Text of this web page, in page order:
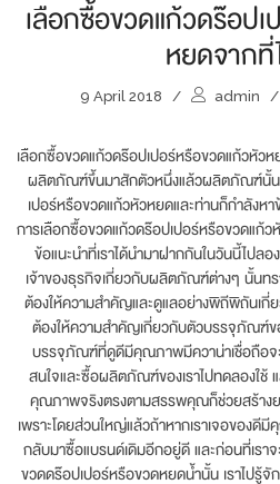
เลือกซื้อขวดแก้วดร๊อป
หยดจากที่
9 April 2018 / admin /
เลือกซื้อขวดแก้วดร๊อปเปอร์หรือขวดแก้วหัว
ผลิตภัณฑ์ขึ้นมาสักตัวหนึ่งแล้วผลิตภัณฑ์นั้น
เปอร์หรือขวดแก้วหัวหยดและท่านก็กำลังห
การเลือกซื้อขวดแก้วดร๊อปเปอร์หรือขวดแก้
ข้อแนะนำที่เราได้นำมาฝากกันในวันนี้ไปล
เจ้าของธุรกิจเกี่ยวกับผลิตภัณฑ์ต่างๆ นั้นท
ต้องให้ความสำคัญและดูแลอย่างพิถีพิถันเกี่
ต้องให้ความสำคัญเกี่ยวกับตัวบรรจุภัณฑ์
บรรจุภัณฑ์ที่ดูดีมีคุณภาพมีควาน่าเชื่อถือจ
สนใจและซื้อผลิตภัณฑ์ของเราไปทดลองใช้
คุณภาพจริงตรงตามสรรพคุณก็ช่วยสร้างย
เพราะโดยส่วนใหญ่แล้วถ้าหากเราเจอของดี
กลับมาซื้อแบรนด์เดิมอีกอยู่ดี และก่อนที่เราจ
ขวดดร๊อปเปอร์หรือขวดหยดน้ำนั้น เราไปรู้